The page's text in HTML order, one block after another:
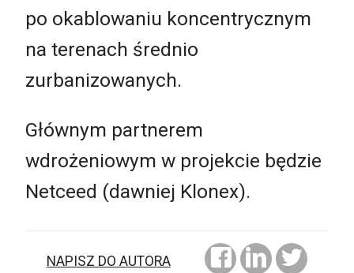
po okablowaniu koncentrycznym
na terenach średnio
zurbanizowanych.
Głównym partnerem
wdrożeniowym w projekcie będzie
Netceed (dawniej Klonex).
NAPISZ DO AUTORA